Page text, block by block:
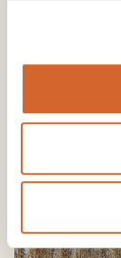
laivalla